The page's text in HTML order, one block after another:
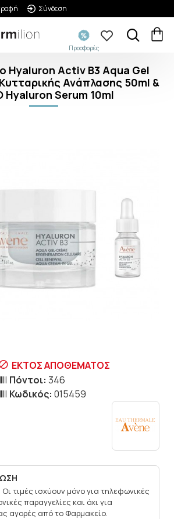
Σύνδεση
Προσφορές
Hyaluron Activ B3 Aqua Gel
Ανάπλασης 50ml &
Serum 10ml
τιμές ισχύουν μόνο για τηλεφωνικές
παραγγελίες και όχι για
αγορές από το Φαρμακείο.
ΕΚΤΌΣ ΑΠΟΘΈΜΑΤΟΣ
Πόντοι: 346
Κωδικός: 015459